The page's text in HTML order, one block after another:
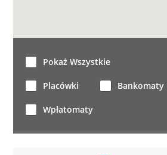
Pokaż Wszystkie
Placówki Bankomaty
Wpłatomaty